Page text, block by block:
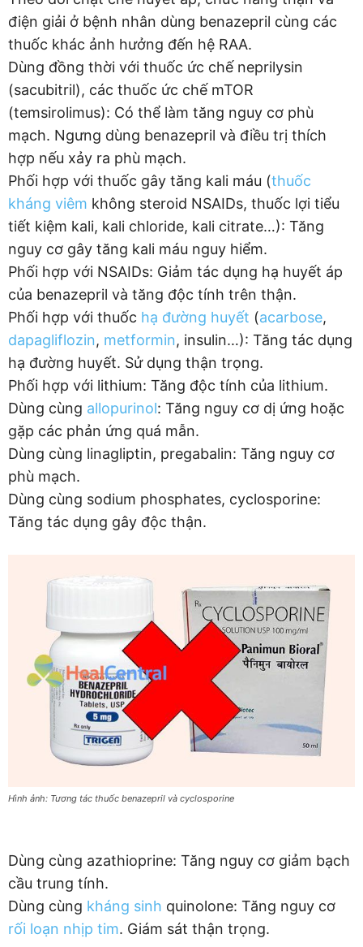
điện giải ở bệnh nhân dùng benazepril cùng các
thuốc khác ảnh hưởng đến hệ RAA.
Dùng đồng thời với thuốc ức chế neprilysin
(sacubitril), các thuốc ức chế mTOR
(temsirolimus): Có thể làm tăng nguy cơ phù
mạch. Ngưng dùng benazepril và điều trị thích
hợp nếu xảy ra phù mạch.
Phối hợp với thuốc gây tăng kali máu (thuốc
kháng viêm không steroid NSAIDs, thuốc lợi tiểu
tiết kiệm kali, kali chloride, kali citrate…): Tăng
nguy cơ gây tăng kali máu nguy hiểm.
Phối hợp với NSAIDs: Giảm tác dụng hạ huyết áp
của benazepril và tăng độc tính trên thận.
Phối hợp với thuốc hạ đường huyết (acarbose,
dapagliflozin, metformin, insulin…): Tăng tác dụng
hạ đường huyết. Sử dụng thận trọng.
Phối hợp với lithium: Tăng độc tính của lithium.
Dùng cùng allopurinol: Tăng nguy cơ dị ứng hoặc
gặp các phản ứng quá mẫn.
Dùng cùng linagliptin, pregabalin: Tăng nguy cơ
phù mạch.
Dùng cùng sodium phosphates, cyclosporine:
Tăng tác dụng gây độc thận.
Hình ảnh: Tương tác thuốc benazepril và cyclosporine
Dùng cùng azathioprine: Tăng nguy cơ giảm bạch
cầu trung tính.
Dùng cùng kháng sinh quinolone: Tăng nguy cơ
rối loạn nhịp tim. Giám sát thận trọng.